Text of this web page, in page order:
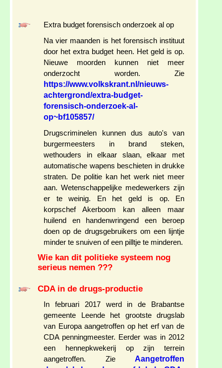
Extra budget forensisch onderzoek al op
Na vier maanden is het forensisch instituut
door het extra budget heen. Het geld is op.
Nieuwe moorden kunnen niet meer
onderzocht worden. Zie
https://www.volkskrant.nl/nieuws-
achtergrond/extra-budget-
forensisch-onderzoek-al-
op~bf105857/
Drugscriminelen kunnen dus auto's van
burgermeesters in brand steken,
wethouders in elkaar slaan, elkaar met
automatische wapens beschieten in drukke
straten. De politie kan het werk niet meer
aan. Wetenschappelijke medewerkers zijn
er te weinig. En het geld is op. En
korpschef Akerboom kan alleen maar
huilend en handenwringend een beroep
doen op de drugsgebruikers om een lijntje
minder te snuiven of een pilltje te minderen.
Wie kan dit politieke systeem nog
serieus nemen ???
CDA in de drugs-productie
In februari 2017 werd in de Brabantse
gemeente Leende het grootste drugslab
van Europa aangetroffen op het erf van de
CDA penningmeester. Eerder was in 2012
een hennepkwekerij op zijn terrein
aangetroffen. Zie Aangetroffen